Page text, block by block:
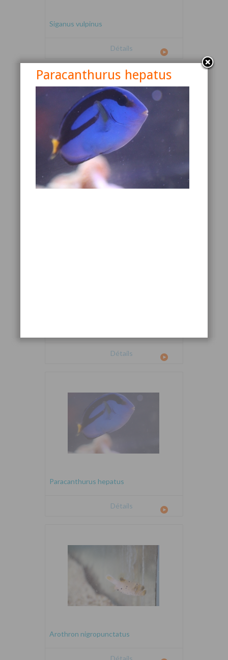
Siganus vulpinus
Détails
Canthigaster valentini
Détails
Paracanthurus hepatus
Détails
Arothron nigropunctatus
Détails
Paracanthurus hepatus